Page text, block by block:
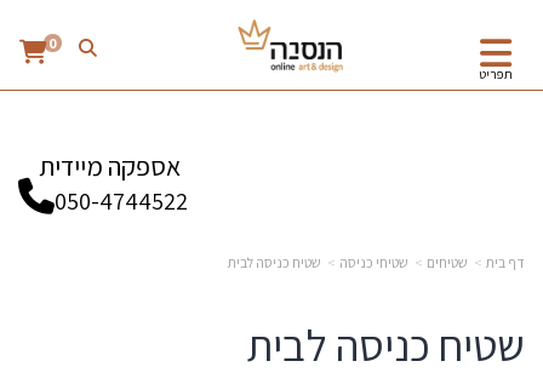
תפריט
0
אספקה מיידית
050-4744522
דף בית שטיחים שטיחי כניסה שטיח כניסה לבית
שטיח כניסה לבית